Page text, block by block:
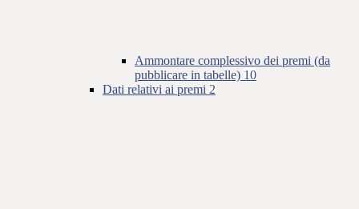
Ammontare complessivo dei premi (da
pubblicare in tabelle) 10
Dati relativi ai premi 2